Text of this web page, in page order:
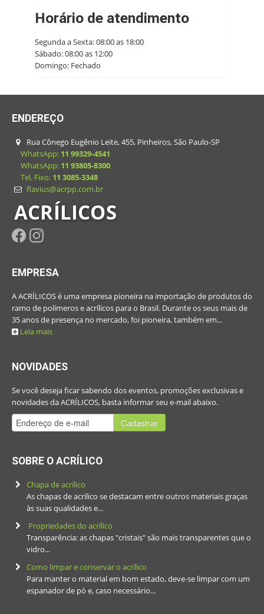
Horário de atendimento
Segunda a Sexta: 08:00 as 18:00
Sábado: 08:00 as 12:00
Domingo: Fechado
ENDEREÇO
Rua Cônego Eugênio Leite, 455, Pinheiros, São Paulo-SP
WhatsApp: 11 99329-4541
WhatsApp: 11 93805-8300
Tel. Fixo: 11 3085-3348
flavius@acrpp.com.br
ACRÍLICOS
EMPRESA
A ACRÍLICOS é uma empresa pioneira na importação de produtos do
ramo de polímeros e acrílicos para o Brasil. Durante os seus mais de
35 anos de presença no mercado, foi pioneira, também em...
Leia mais
NOVIDADES
Se você deseja ficar sabendo dos eventos, promoções exclusivas e
novidades da ACRÍLICOS, basta informar seu e-mail abaixo.
Cadastrar
SOBRE O ACRÍLICO
Chapa de acrílico
As chapas de acrílico se destacam entre outros materiais graças
às suas qualidades e...
Propriedades do acrílico
Transparência: as chapas "cristais" são mais transparentes que o
vidro...
Como limpar e conservar o acrílico
Para manter o material em bom estado, deve-se limpar com um
espanador de pó e, caso necessário...